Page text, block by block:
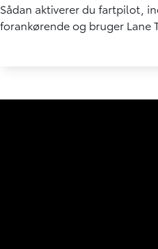
Sådan aktiverer du fartpilot,
forankørende og bruger Lane